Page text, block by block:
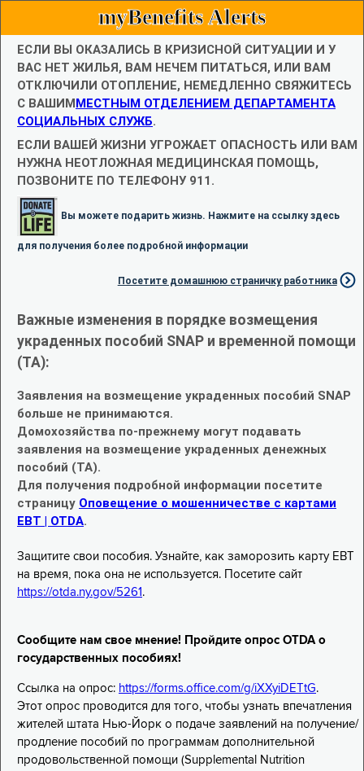
myBenefits Alerts
ЕСЛИ ВЫ ОКАЗАЛИСЬ В КРИЗИСНОЙ СИТУАЦИИ И У
ВАС НЕТ ЖИЛЬЯ, ВАМ НЕЧЕМ ПИТАТЬСЯ, ИЛИ ВАМ
ОТКЛЮЧИЛИ ОТОПЛЕНИЕ, НЕМЕДЛЕННО СВЯЖИТЕСЬ
С ВАШИММЕСТНЫМ ОТДЕЛЕНИЕМ ДЕПАРТАМЕНТА
СОЦИАЛЬНЫХ СЛУЖБ.
ЕСЛИ ВАШЕЙ ЖИЗНИ УГРОЖАЕТ ОПАСНОСТЬ ИЛИ ВАМ
НУЖНА НЕОТЛОЖНАЯ МЕДИЦИНСКАЯ ПОМОЩЬ,
ПОЗВОНИТЕ ПО ТЕЛЕФОНУ 911.
Вы можете подарить жизнь. Нажмите на ссылку здесь
для получения более подробной информации
Посетите домашнюю страничку работника
Важные изменения в порядке возмещения
украденных пособий SNAP и временной помощи
(TA):
Заявления на возмещение украденных пособий SNAP
больше не принимаются.
Домохозяйства по-прежнему могут подавать
заявления на возмещение украденных денежных
пособий (TA).
Для получения подробной информации посетите
страницу Оповещение о мошенничестве с картами
EBT | OTDA.
Защитите свои пособия. Узнайте, как заморозить карту EBT
на время, пока она не используется. Посетите сайт
https://otda.ny.gov/5261 .
Сообщите нам свое мнение! Пройдите опрос OTDA о
государственных пособиях!
Ссылка на опрос: https://forms.office.com/g/iXXyiDETtG.
Этот опрос проводится для того, чтобы узнать впечатления
жителей штата Нью-Йорк о подаче заявлений на получение/
продление пособий по программам дополнительной
продовольственной помощи (Supplemental Nutrition